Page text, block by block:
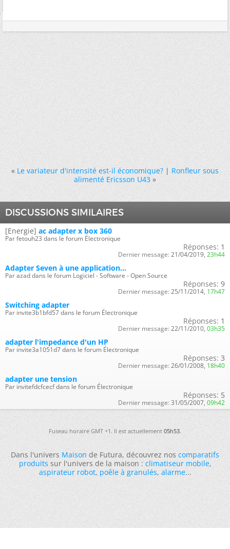
« Le variateur d'intensité est-il économique?|Ronfleur sous
alimenté Ericsson U43 »
DISCUSSIONS SIMILAIRES
[Energie] ac adapter x box 360
Par fetouh23 dans le forum Électronique
Réponses: 1
Dernier message: 21/04/2019, 23h44
Adapter Seven à une application...
Par azad dans le forum Logiciel - Software - Open Source
Réponses: 9
Dernier message: 25/11/2014, 17h47
Switching adapter
Par invite3b1bfd57 dans le forum Électronique
Réponses: 1
Dernier message: 22/11/2010, 03h35
adapter l'impedance d'un HP
Par invite3a1051d7 dans le forum Électronique
Réponses: 3
Dernier message: 26/01/2008, 18h40
adapter une tension
Par invitefdcfcecf dans le forum Électronique
Réponses: 5
Dernier message: 31/05/2007, 09h42
Fuseau horaire GMT +1. Il est actuellement05h53.
Dans l'universMaisonde Futura, découvrez noscomparatifs
produitssur l'univers de la maison :climatiseur mobile,
aspirateur robot,poêle à granulés,alarme...